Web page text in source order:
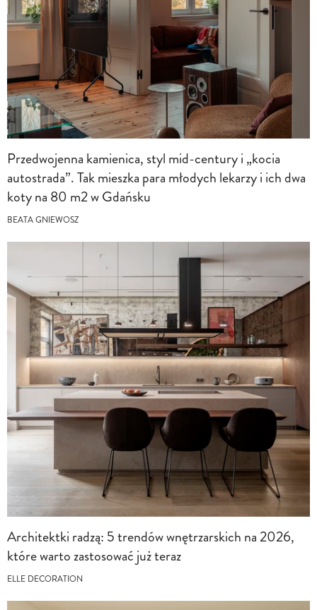
Przedwojenna kamienica, styl mid-century i „kocia
autostrada”. Tak mieszka para młodych lekarzy i ich dwa
koty na 80 m2 w Gdańsku
BEATA GNIEWOSZ
Architektki radzą: 5 trendów wnętrzarskich na 2026,
które warto zastosować już teraz
ELLE DECORATION